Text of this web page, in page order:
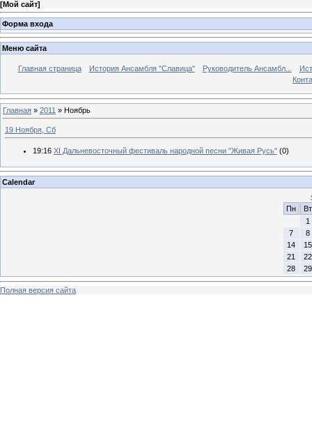
[Мой сайт]
Форма входа
Меню сайта
Главная страница История Ансамбля "Славица" Руководитель Ансамбл...
Главная » 2011 » Ноябрь
19 Ноября, Сб
19:16 XI Дальневосточный фестиваль народной песни "Живая Русь" (0)
Calendar
Пн
Вт
1
7
8
14
15
21
22
28
29
Полная версия сайта